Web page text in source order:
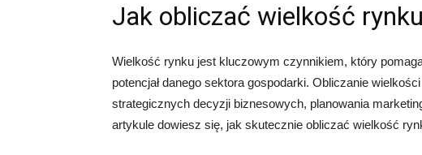
Jak obliczać wielkość
Wielkość rynku jest kluczowym czynnikiem, który
potencjał danego sektora gospodarki. Obliczanie
strategicznych decyzji biznesowych, planowania
artykule dowiesz się, jak skutecznie obliczać wielkość